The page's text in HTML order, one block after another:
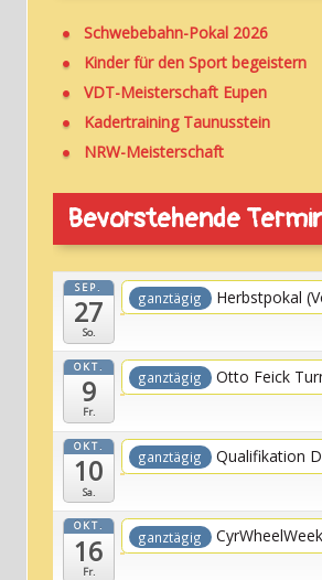
Schwebebahn-Pokal 2026
Kinder für den Sport begeistern
VDT-Meisterschaft Eupen
Kadertraining Taunusstein
NRW-Meisterschaft
Bevorstehende
SEP.
27
So.
ganztägig Herbstpokal
OKT.
9
Fr.
ganztägig Otto Feick
OKT.
10
Sa.
ganztägig Qualifikation
OKT.
16
Fr.
ganztägig